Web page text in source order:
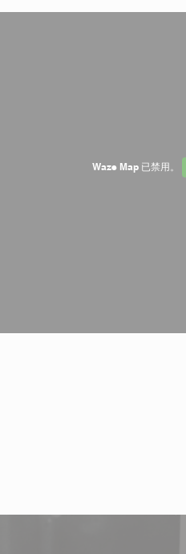
Waze Map 已禁用。